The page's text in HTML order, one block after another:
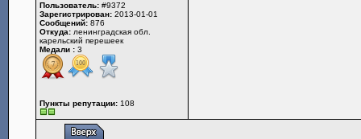
Пользователь: #9372
Зарегистрирован: 2013-01-01
Сообщений: 876
Откуда: ленинградская обл.
карельский перешеек
Медали : 3
Пункты репутации: 108